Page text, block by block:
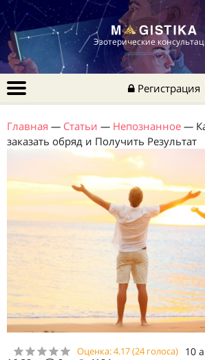
Эзотерические
Регистрация
Главная — Статьи — Непознанное —
заказать обряд и Получить Результат
Оценка:4.17(24голоса)
10